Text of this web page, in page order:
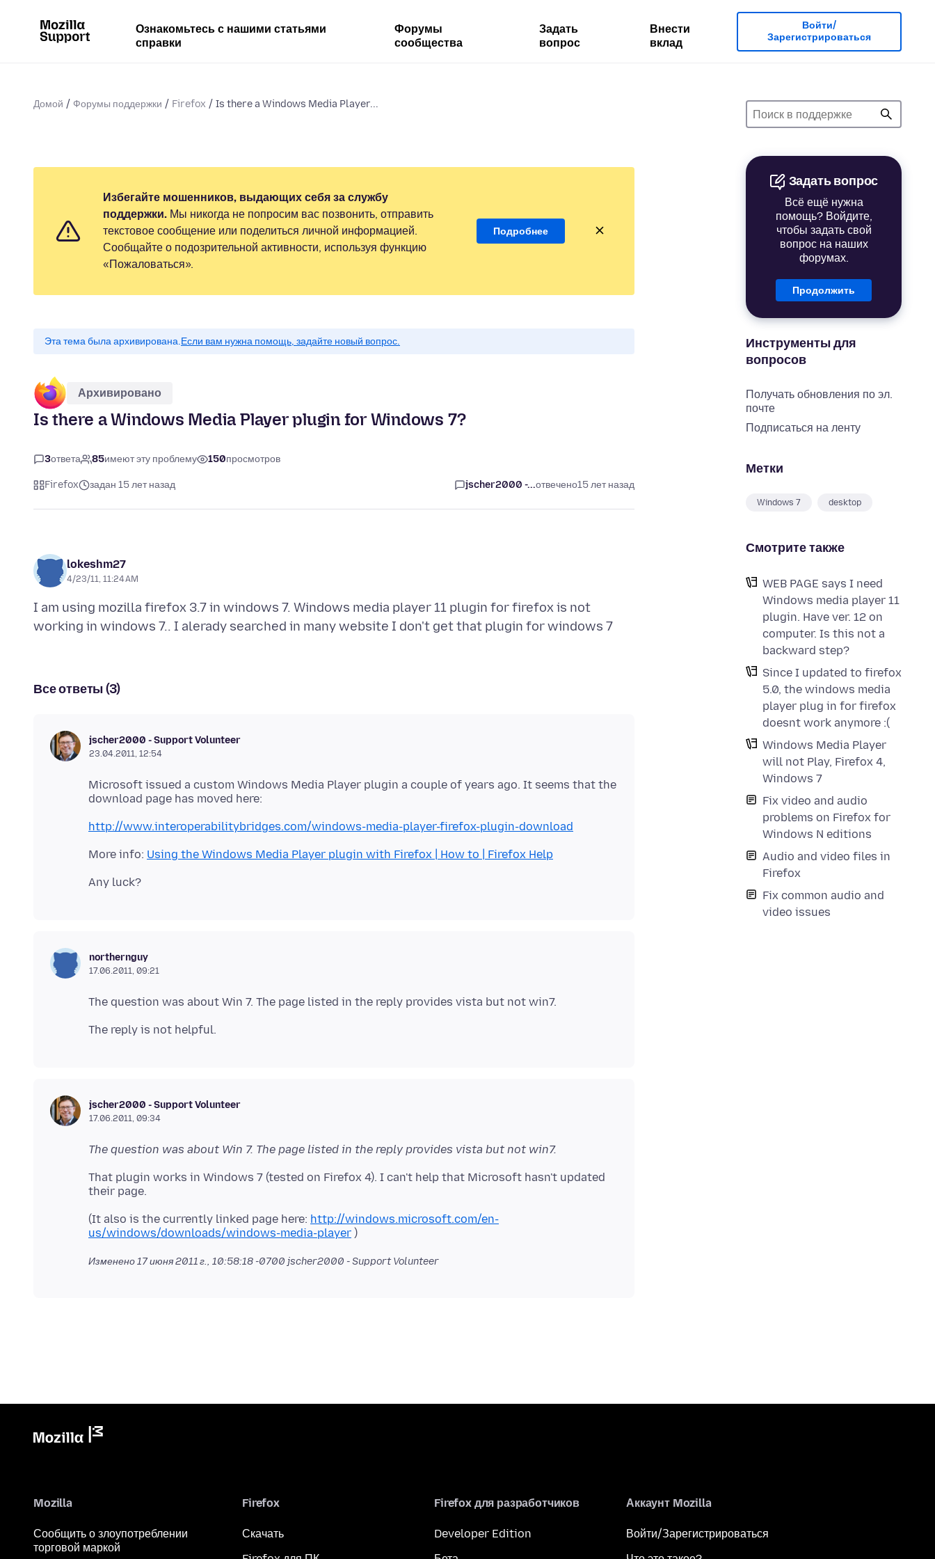
Ознакомьтесь с нашими статьями
справки
Форумы
сообщества
Задать
вопрос
Внести
вклад
Войти/
Зарегистрироваться
Домой Форумы поддержки Firefox Is there a Windows Media Player...
Задать вопрос
Всё ещё нужна
помощь? Войдите,
чтобы задать свой
вопрос на наших
форумах.
Продолжить
Инструменты для
вопросов
Получать обновления по эл.
почте
Подписаться на ленту
Метки
Windows 7 desktop
Смотрите также
WEB PAGE says I need
Windows media player 11
plugin. Have ver. 12 on
computer. Is this not a
backward step?
Since I updated to firefox
5.0, the windows media
player plug in for firefox
doesnt work anymore :(
Windows Media Player
will not Play, Firefox 4,
Windows 7
Fix video and audio
problems on Firefox for
Windows N editions
Audio and video files in
Firefox
Fix common audio and
video issues
Избегайте мошенников, выдающих себя за службу
поддержки. Мы никогда не попросим вас позвонить, отправить
текстовое сообщение или поделиться личной информацией.
Сообщайте о подозрительной активности, используя функцию
«Пожаловаться».
Подробнее
Эта тема была архивирована.Если вам нужна помощь, задайте новый вопрос.
Архивировано
Is there a Windows Media Player plugin for Windows 7?
3ответа 85имеют эту проблему 150просмотров
Firefox задан 15 лет назад jscher2000 -...отвечено15 лет назад
lokeshm27
4/23/11, 11:24 AM
I am using mozilla firefox 3.7 in windows 7. Windows media player 11 plugin for firefox is not
Все ответы (3)
jscher2000 - Support Volunteer
23.04.2011, 12:54
Microsoft issued a custom Windows Media Player plugin a couple of years ago. It seems that the
http://www.interoperabilitybridges.com/windows-media-player-firefox-plugin-download
More info: Using the Windows Media Player plugin with Firefox | How to | Firefox Help
northernguy
17.06.2011, 09:21
jscher2000 - Support Volunteer
17.06.2011, 09:34
The question was about Win 7. The page listed in the reply provides vista but not win7.
That plugin works in Windows 7 (tested on Firefox 4). I can't help that Microsoft hasn't updated
(It also is the currently linked page here: http://windows.microsoft.com/en-
us/windows/downloads/windows-media-player
Изменено17 июня 2011 г., 10:58:18 -0700 jscher2000 - Support Volunteer
Mozilla
Сообщить о злоупотреблении
торговой маркой
Firefox
Скачать
Firefox для разработчиков
Developer Edition
Аккаунт Mozilla
Войти/Зарегистрироваться